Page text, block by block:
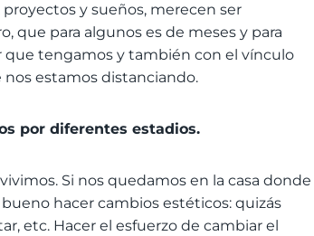
y sueños, merecen ser
que para algunos es de meses y para
que tengamos y también con el vínculo
nos estamos distanciando.
por diferentes estadios.
Si nos quedamos en la casa donde
hacer cambios estéticos: quizás
etc. Hacer el esfuerzo de cambiar el